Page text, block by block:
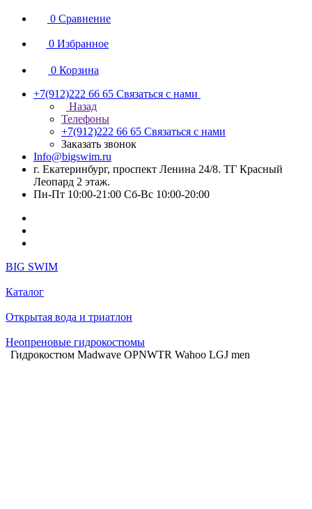
0 Сравнение
0 Избранное
0 Корзина
+7(912)222 66 65 Связаться с нами
Назад
Телефоны
+7(912)222 66 65 Связаться с нами
Заказать звонок
Info@bigswim.ru
г. Екатеринбург, проспект Ленина 24/8. ТГ Красный
Леопард 2 этаж.
Пн-Пт 10:00-21:00 Сб-Вс 10:00-20:00
BIG SWIM
Каталог
Открытая вода и триатлон
Неопреновые гидрокостюмы
Гидрокостюм Madwave OPNWTR Wahoo LGJ men